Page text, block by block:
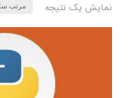
نمایش یک نتیجه